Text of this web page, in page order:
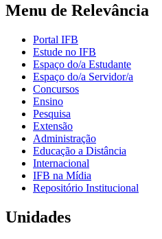
Menu de Relevância
Portal IFB
Estude no IFB
Espaço do/a Estudante
Espaço do/a Servidor/a
Concursos
Ensino
Pesquisa
Extensão
Administração
Educação a Distância
Internacional
IFB na Mídia
Repositório Institucional
Unidades